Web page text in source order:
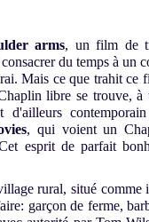
arms, un film de
du temps à un
Mais ce que trahit ce
libre se trouve, à
d'ailleurs
, qui voient un
esprit de parfait
rural, situé comme
garçon de ferme,